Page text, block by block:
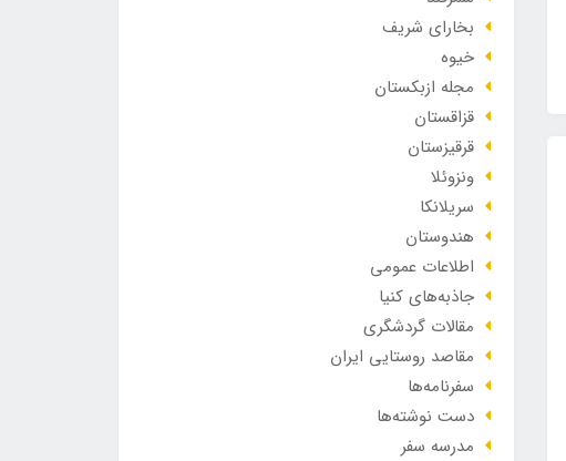
بخارای شریف
خیوه
مجله ازبکستان
قزاقستان
قرقیزستان
ونزوئلا
سریلانکا
هندوستان
اطلاعات عمومی
جاذبه‌های کنیا
مقالات گردشگری
مقاصد روستایی ایران
سفرنامه‌ها
دست نوشته‌ها
مدرسه سفر